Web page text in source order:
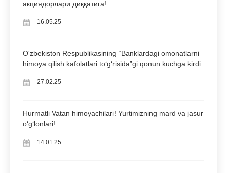
акциядорлари диққатига!
16.05.25
O'zbekiston Respublikasining “Banklardagi omonatlarni
himoya qilish kafolatlari to‘g‘risida”gi qonun kuchga kirdi
27.02.25
Hurmatli Vatan himoyachilari! Yurtimizning mard va jasur
oʻgʻlonlari!
14.01.25